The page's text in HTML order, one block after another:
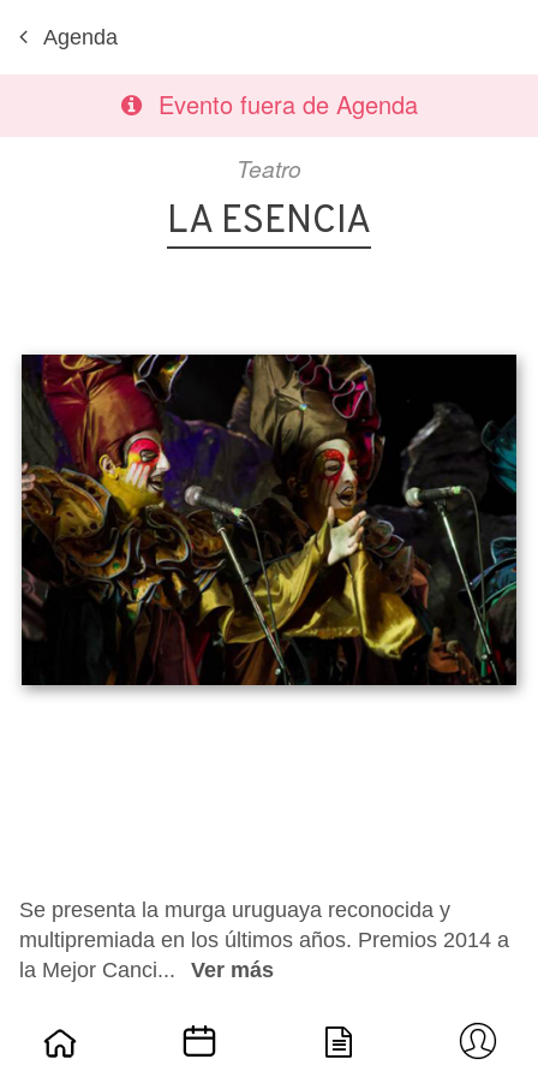
Agenda
Evento fuera de Agenda
Teatro
LA ESENCIA
Se presenta la murga uruguaya reconocida y
multipremiada en los últimos años. Premios 2014 a
la Mejor Canci...
Ver más